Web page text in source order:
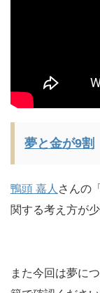
夢と金が9割
鴨頭 嘉人 さんの「
関する考え方が
また今回は夢に